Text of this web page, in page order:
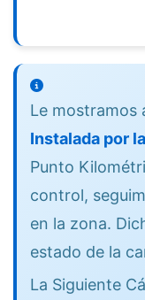
Le mostramos
Instalada por
Punto
control,
en la zona.
estado de la
La Siguiente